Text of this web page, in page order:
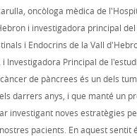
oncòloga mèdica de
i investigadora principal del
i Endocrins de la Vall
i Investigadora Principal de
de pàncrees és un dels
darrers anys, i que manté un
investigant noves estratègies
pacients. En aquest sentit